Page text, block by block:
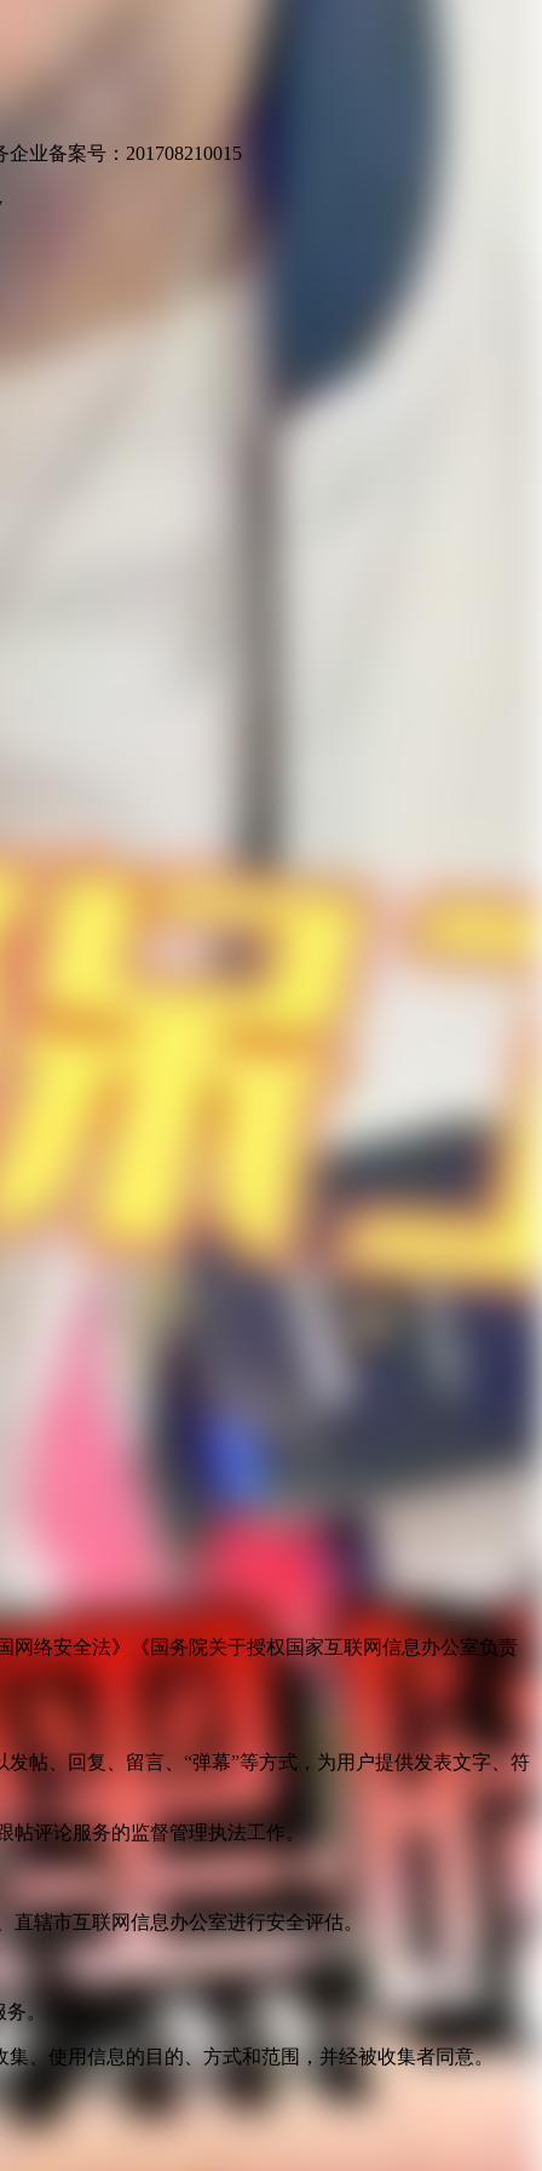
业备案号：201708210015
络安全法》《国务院关于授权国家互联网信息办公室负责
帖、回复、留言、“弹幕”等方式，为用户提供发表文字、符
评论服务的监督管理执法工作。
辖市互联网信息办公室进行安全评估。
。
、使用信息的目的、方式和范围，并经被收集者同意。